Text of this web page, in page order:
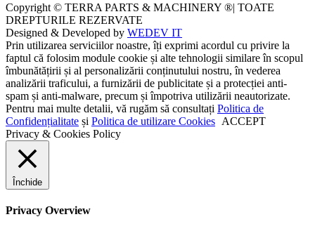
Copyright © TERRA PARTS & MACHINERY ®| TOATE
DREPTURILE REZERVATE
Designed & Developed by WEDEV IT
Prin utilizarea serviciilor noastre, îți exprimi acordul cu privire la
faptul că folosim module cookie și alte tehnologii similare în scopul
îmbunătățirii și al personalizării conținutului nostru, în vederea
analizării traficului, a furnizării de publicitate și a protecției anti-
spam și anti-malware, precum și împotriva utilizării neautorizate.
Pentru mai multe detalii, vă rugăm să consultați Politica de
Confidențialitate și Politica de utilizare Cookies ACCEPT
Privacy & Cookies Policy
Închide
Privacy Overview